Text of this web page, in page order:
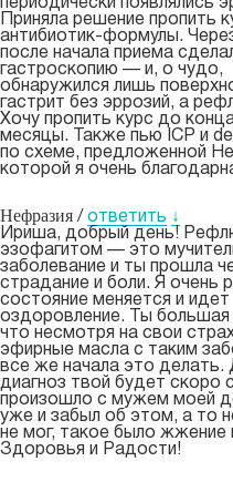
периодически появлялись
Приняла решение пропить
антибиотик-формулы.
после начала приема
гастроскопию — и, о чудо,
обнаружился лишь
гастрит без эррозий, а
Хочу пропить курс до
месяцы. Также пью ICP и
по схеме, предложенной
которой я очень
Нефразия / ответить ↓
Ириша, добрый день!
эзофагитом — это
заболевание и ты прошла
страдание и боли. Я очень
состояние меняется и идет
оздоровление. Ты
что несмотря на свои
эфирные масла с таким
все же начала это
диагноз твой будет скоро
произошло с мужем моей
уже и забыл об этом, а то
не мог, такое было жжение
Здоровья и Радости!